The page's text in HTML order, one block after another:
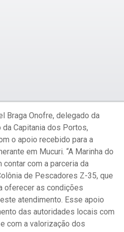
Braga Onofre, delegado da
Capitania dos Portos,
o apoio recebido para a
em Mucuri. “A Marinha do
com a parceria da
de Pescadores Z-35, que
oferecer as condições
atendimento. Esse apoio
das autoridades locais com
com a valorização dos